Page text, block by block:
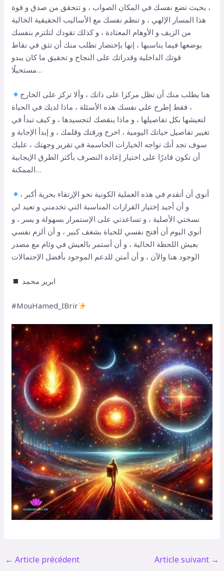
، بحيث تضع نفسك في المكان الصواب ، و تتحقق من صدق و قوة
هذا المسار الإلهي ، و تنظم نفسك مع الأساليب الحقيقية الخالية
من الزيف و الأوهام المعتادة ، و كذلك تقودك لتلتزم بنفسك
بوضعها فيما يناسبها ، إنها بإختصار تطلب منك أن تثق في نقاط
قوتك الداخلية وقدراتك على النجاح و تحقيق ما كان يبدو
مستحيلًا…
هنا يطلب منك أن تظل مركزا على ذاتك ، وألا تركز على الخارج
، فقط إطرح على نفسك هذه الأسئلة ، ماذا لديك في الحياة
لتعيشها بكل تفاصيلها ، و ماذا ينقصك لتجسيدها ، و كيف تبدأ في
تغيير تفاصيل حياتك اليومية ، اخرج ورقتك وقلمك ، و إبدأ الإجابة و
سوف تجد أنك تواجه الخيارات الحاسمة في تقرير وجهتك ، عليك
أن تكون قادرًا على اختيار إعادة التصرف بأكثر الطرق الإيجابية
الممكنة…
أنوي أن أتقدم في هذه العملية الكونية نحو الإرتقاء بحرية أكبر ،
و أن أجيد إختيار القرارات المناسبة التي تخدمني و تعيد لي
نسختي الأصلية ، و تساعدني على الإستمرار بسهولة و يسر ، و
أنوي اليوم أن أفتح نفسي للحياة بشغف كبير ، و أن ألزم نفسي
بعيش اللحظة الحالية ، و أن أستمر بالعيش في وئام مع مصدر
الوجود هنا والآن ، و أن أمتن للدعم الموجود بأفضل الإحتمالات
ابرير محمد
‏#MouHamed_IBrir
← Article précédent Article suivant →